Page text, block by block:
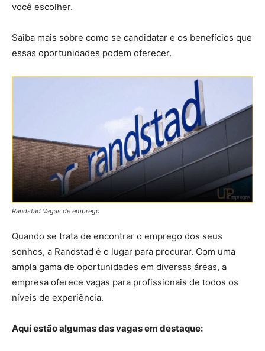
você escolher.
Saiba mais sobre como se candidatar e os benefícios que
essas oportunidades podem oferecer.
Randstad Vagas de emprego
Quando se trata de encontrar o emprego dos seus
sonhos, a Randstad é o lugar para procurar. Com uma
ampla gama de oportunidades em diversas áreas, a
empresa oferece vagas para profissionais de todos os
níveis de experiência.
Aqui estão algumas das vagas em destaque: